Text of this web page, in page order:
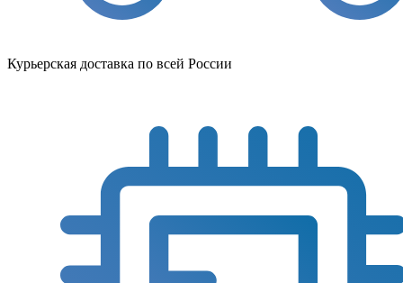
Курьерская доставка по всей России